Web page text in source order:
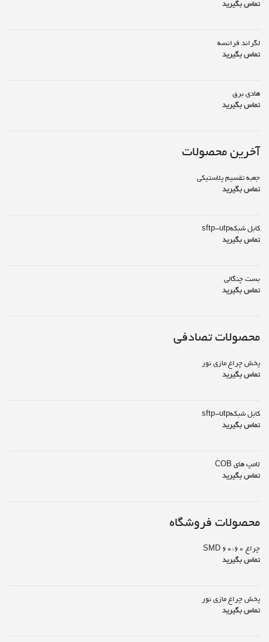
تماس بگیرید
لگراند فرانسه
تماس بگیرید
هادی برق
تماس بگیرید
آخرین محصولات
جعبه تقسیم پلاستیکی
تماس بگیرید
کابل شبکهsftp-utp
تماس بگیرید
بست چنگالی
تماس بگیرید
محصولات تصادفی
پخش چراغ مازی نور
تماس بگیرید
کابل شبکهsftp-utp
تماس بگیرید
لامپ های COB
تماس بگیرید
محصولات فروشگاه
چراغ SMD 60*60
تماس بگیرید
پخش چراغ مازی نور
تماس بگیرید